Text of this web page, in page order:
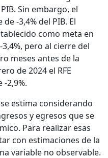
Sin embargo, el
-3,4% del PIB. El
como meta en
pero al cierre del
meses antes de la
de 2024 el RFE
2,9%.
estima considerando
y egresos que se
Para realizar esas
con estimaciones de la
variable no observable.